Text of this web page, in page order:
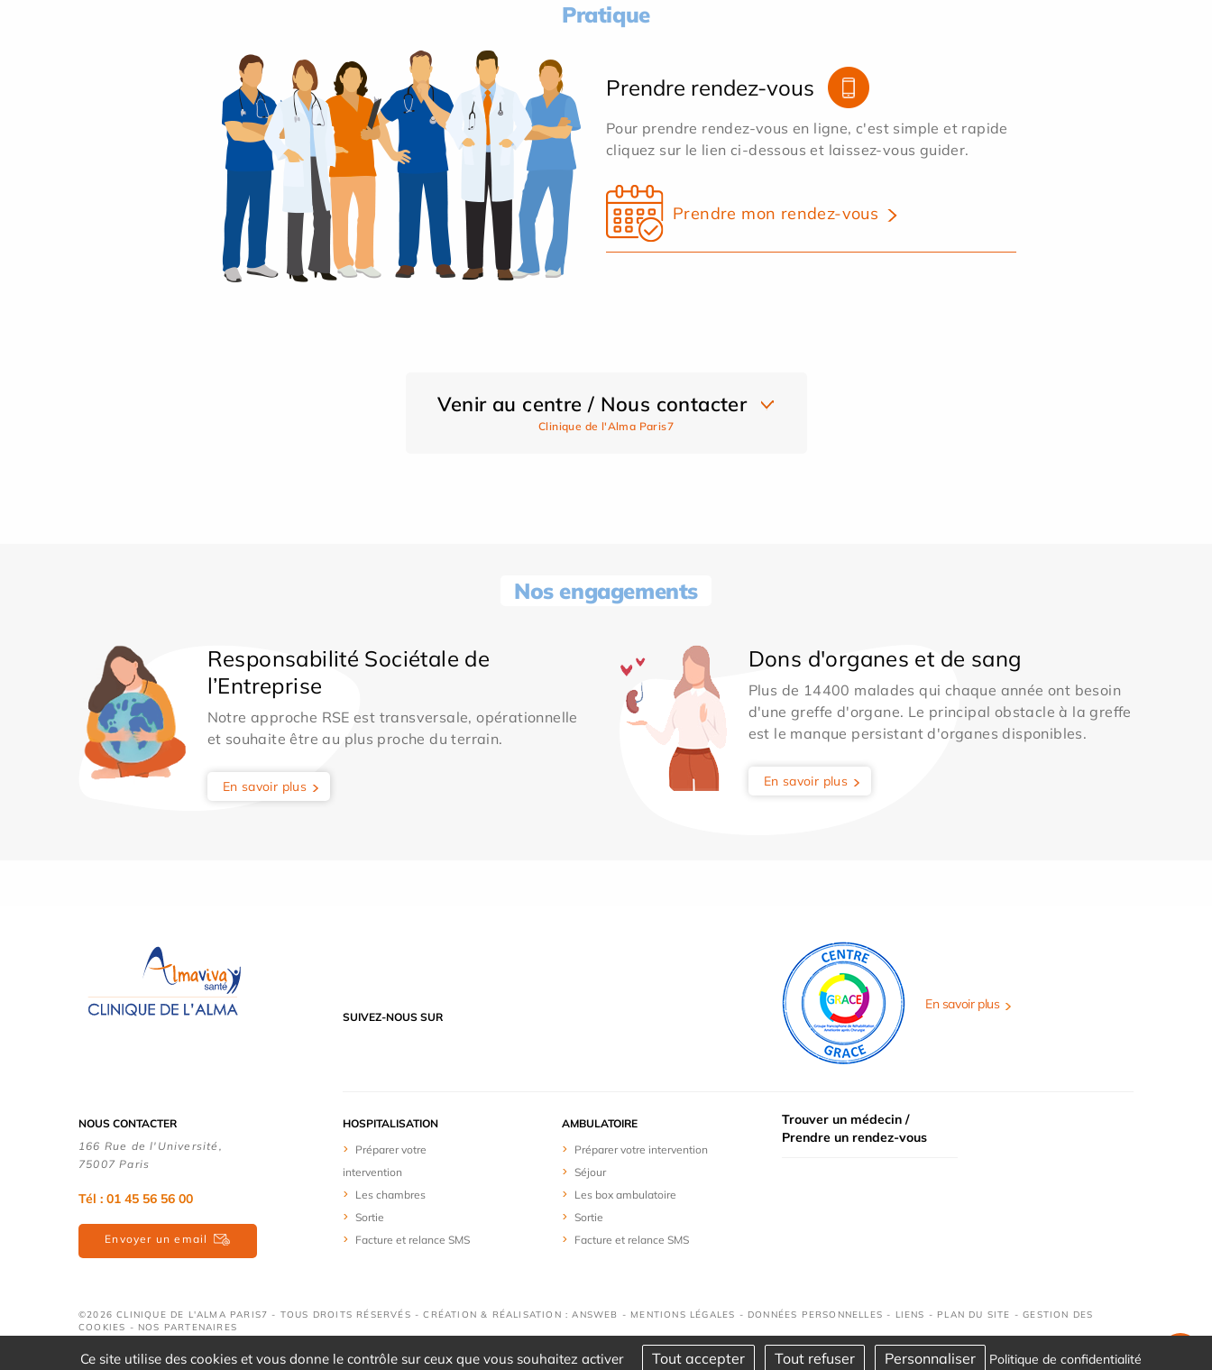
Pratique
Prendre rendez-vous
Pour prendre rendez-vous en ligne, c'est simple et rapide
cliquez sur le lien ci-dessous et laissez-vous guider.
Prendre mon rendez-vous
Venir au centre / Nous contacter
Clinique de l'Alma Paris7
Nos engagements
Responsabilité Sociétale de
l’Entreprise
Notre approche RSE est transversale, opérationnelle
et souhaite être au plus proche du terrain.
En savoir plus
Dons d'organes et de sang
Plus de 14400 malades qui chaque année ont besoin
d'une greffe d'organe. Le principal obstacle à la greffe
est le manque persistant d'organes disponibles.
En savoir plus
SUIVEZ-NOUS SUR
En savoir plus
NOUS CONTACTER
166 Rue de l'Université,
75007 Paris
Tél : 01 45 56 56 00
Envoyer un email
HOSPITALISATION
Préparer votre
intervention
Les chambres
Sortie
Facture et relance SMS
AMBULATOIRE
Préparer votre intervention
Séjour
Les box ambulatoire
Sortie
Facture et relance SMS
Trouver un médecin /
Prendre un rendez-vous
©2026 CLINIQUE DE L'ALMA PARIS7 - TOUS DROITS RÉSERVÉS - CRÉATION & RÉALISATION : ANSWEB - MENTIONS LÉGALES - DONNÉES PERSONNELLES - LIENS - PLAN DU SITE -GESTION DES
COOKIES - NOS PARTENAIRES
Ce site utilise des cookies et vous donne le contrôle sur ceux que vous souhaitez activer Tout accepter Tout refuser Personnaliser Politique de confidentialité